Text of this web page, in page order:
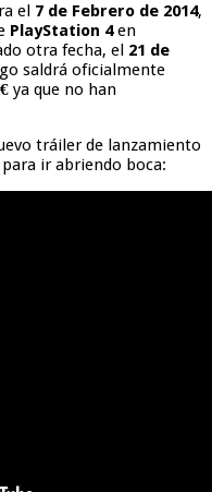
el 7 de Febrero de 2014,
PlayStation 4en
otra fecha, el 21 de
saldrá oficialmente
ya que no han
tráiler de lanzamiento
ir abriendo boca: